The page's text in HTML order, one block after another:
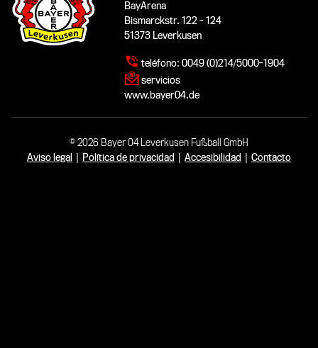
BayArena
Bismarckstr. 122 - 124
51373 Leverkusen
teléfono: 0049 (0)214/5000-1904
servicios
www.bayer04.de
© 2026 Bayer 04 Leverkusen Fußball GmbH
Aviso legal | Política de privacidad | Accesibilidad | Contacto